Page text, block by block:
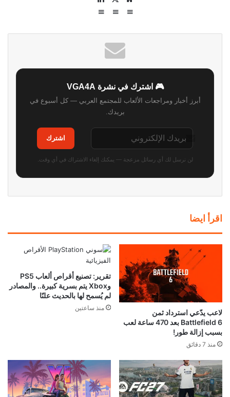
موقع
‫X لينكدإن
🎮 اشترك في نشرة VGA4A
أبرز أخبار ومراجعات الألعاب للمجتمع العربي — كل أسبوع في
بريدك.
اشترك
لن نرسل لك أي رسائل مزعجة — يمكنك إلغاء الاشتراك في أي وقت.
اقرأ ايضا
لاعب يدّعي استرداد ثمن
Battlefield 6 بعد 470 ساعة لعب
بسبب إزالة طور!
منذ 7 دقائق
تقرير: تصنيع أقراص ألعاب PS5
وXbox يتم بسرية كبيرة.. والمصادر
لم يُسمح لها بالحديث علنًا
منذ ساعتين